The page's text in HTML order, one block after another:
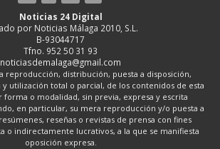
Noticias 24 Digital
por Noticias Málaga 2010, S.L.
B-93044717
Tfno. 952 50 31 93
noticiasdemalaga@gmail.com
reproducción, distribución, puesta a disposición,
utilización total o parcial, de los contenidos de esta
forma o modalidad, sin previa, expresa y escrita
en particular, su mera reproducción y/o puesta a
reseñas o revistas de prensa con fines
o indirectamente lucrativos, a la que se manifiesta
oposición expresa.